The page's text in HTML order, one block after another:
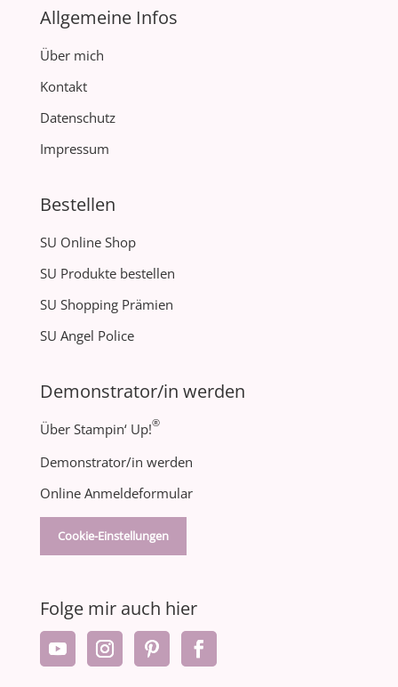
Allgemeine Infos
Über mich
Kontakt
Datenschutz
Impressum
Bestellen
SU Online Shop
SU Produkte bestellen
SU Shopping Prämien
SU Angel Police
Demonstrator/in werden
Über Stampin‘ Up!®
Demonstrator/in werden
Online Anmeldeformular
Cookie-Einstellungen
Folge mir auch hier